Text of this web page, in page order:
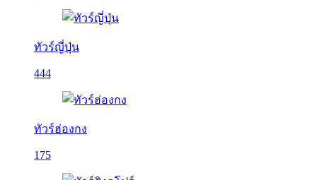
ทัวร์ญี่ปุ่น
444
ทัวร์ฮ่องกง
175